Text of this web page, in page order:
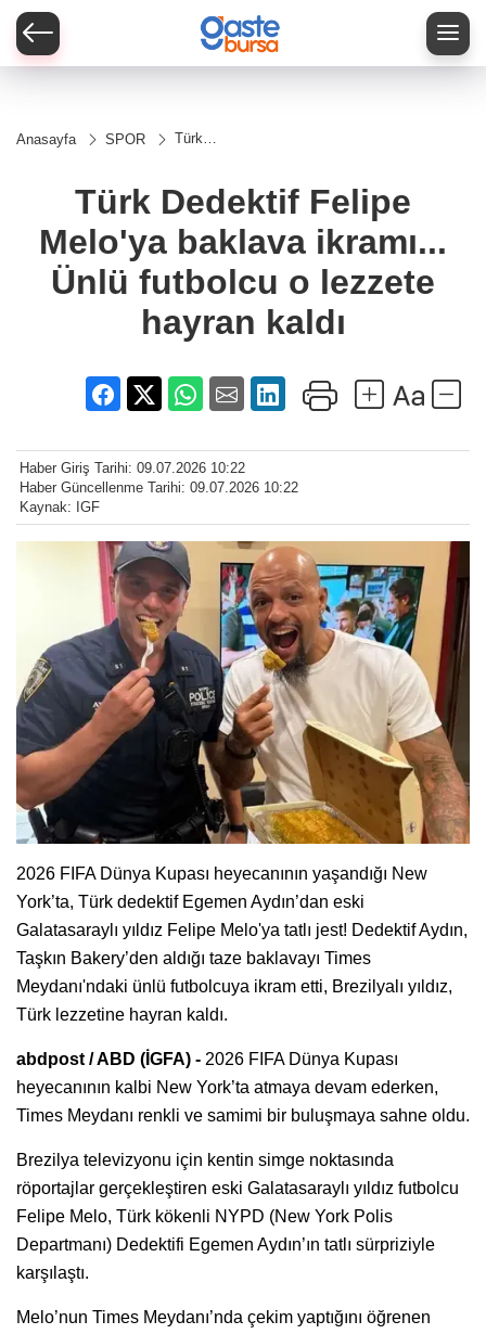
Anasayfa SPOR
Türk
Melo'ya
baklava
Ünlü
futbolcu
o
lezzete
kaldı
Türk Dedektif Felipe
Melo'ya baklava ikramı...
Ünlü futbolcu o lezzete
hayran kaldı
Haber Giriş Tarihi: 09.07.2026 10:22
Haber Güncellenme Tarihi: 09.07.2026 10:22
Kaynak: IGF
2026 FIFA Dünya Kupası heyecanının yaşandığı New
York’ta, Türk dedektif Egemen Aydın’dan eski
Galatasaraylı yıldız Felipe Melo'ya tatlı jest! Dedektif Aydın,
Taşkın Bakery’den aldığı taze baklavayı Times
Meydanı'ndaki ünlü futbolcuya ikram etti, Brezilyalı yıldız,
Türk lezzetine hayran kaldı.
abdpost / ABD (İGFA) - 2026 FIFA Dünya Kupası
heyecanının kalbi New York’ta atmaya devam ederken,
Times Meydanı renkli ve samimi bir buluşmaya sahne oldu.
Brezilya televizyonu için kentin simge noktasında
röportajlar gerçekleştiren eski Galatasaraylı yıldız futbolcu
Felipe Melo, Türk kökenli NYPD (New York Polis
Departmanı) Dedektifi Egemen Aydın’ın tatlı sürpriziyle
karşılaştı.
Melo’nun Times Meydanı’nda çekim yaptığını öğrenen